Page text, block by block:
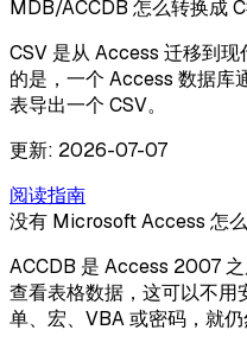
MDB/ACCDB 怎么转换成
CSV 是从 Access 迁移到
的是，一个 Access 数据库
表导出一个 CSV。
更新: 2026-07-07
阅读指南
没有 Microsoft Access 怎
ACCDB 是 Access 2007
查看表格数据，这可以不
单、宏、VBA 或密码，就仍